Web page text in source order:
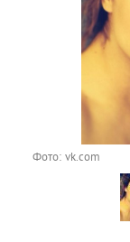
Фото: vk.com